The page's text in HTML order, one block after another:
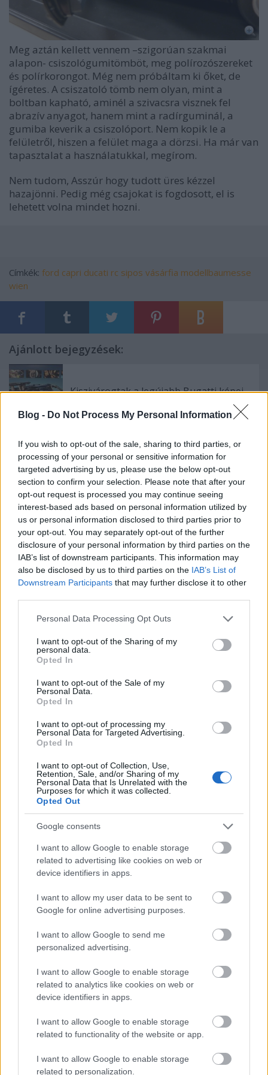
Blog - Do Not Process My Personal Information
If you wish to opt-out of the sale, sharing to third parties, or
processing of your personal or sensitive information for
targeted advertising by us, please use the below opt-out
section to confirm your selection. Please note that after your
opt-out request is processed you may continue seeing
interest-based ads based on personal information utilized by
us or personal information disclosed to third parties prior to
your opt-out. You may separately opt-out of the further
disclosure of your personal information by third parties on the
IAB’s list of downstream participants. This information may
also be disclosed by us to third parties on the IAB’s List of
Downstream Participants that may further disclose it to other
Please note that this website/app uses one or more Google
not limited to your visit or usage behaviour. You may click to
grant or deny consent to Google and its third-party tags to
use your data for below specified purposes in below Google
consent section.
Personal Data Processing Opt Outs
I want to opt-out of the Sharing of my
personal data.
Opted In
I want to opt-out of the Sale of my
Personal Data.
Opted In
I want to opt-out of processing my
Personal Data for Targeted Advertising.
Opted In
I want to opt-out of Collection, Use,
Retention, Sale, and/or Sharing of my
Personal Data that Is Unrelated with the
Purposes for which it was collected.
Opted Out
Google consents
I want to allow Google to enable storage
related to advertising like cookies on web or
device identifiers in apps.
I want to allow my user data to be sent to
Google for online advertising purposes.
I want to allow Google to send me
personalized advertising.
I want to allow Google to enable storage
related to analytics like cookies on web or
device identifiers in apps.
I want to allow Google to enable storage
related to functionality of the website or app.
I want to allow Google to enable storage
related to personalization.
Meg aztán kellett vennem –szigorúan szakmai
alapon- csiszológumitömböt, meg polírozószereket
és polírkorongot. Még nem próbáltam ki őket, de
ígéretes. A csiszatoló tömb nem olyan, mint a
boltban kapható, aminél a szivacsra visznek fel
abrazív anyagot, hanem mint a radírguminál, a
gumiba keverik a csiszolóport. Nem kopik le a
felületről, hiszen a felület maga a dörzsi. Ha már van
tapasztalat a használatukkal, megírom.
Nem tudom, Asszúr hogy tudott üres kézzel
hazajönni. Pedig még csajokat is fogdosott, el is
lehetett volna mindet hozni.
Címkék: ford capri ducati rc sipos vásárfia modellbaumesse
wien
Ajánlott bejegyzések:
Kiszivárogtak a legújabb Bugatti képei
Fájni fog, de jó lesz
Drón-gladiátorok
Porschét vagy BMW-t?
A drift-Calibra elszabadul
Szólj hozzá!
A hozzászóláshoz be kell lépned!
VAGY
becsületesnepper
15 éve
Persze a Caprit rommá fényképezted! :-) Hun van a
többi kép?
pickapu
A csiszolótömbről jut eszembe, apu amikor még